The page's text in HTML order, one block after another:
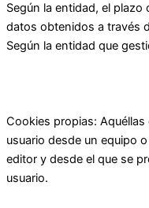
Según la entidad, el plazo
datos obtenidos a través
Según la entidad que
Cookies propias:
usuario desde un equipo
editor y desde el que se
usuario.